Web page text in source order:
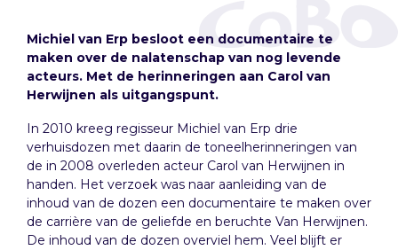
Michiel van Erp besloot een documentaire te
maken over de nalatenschap van nog levende
acteurs. Met de herinneringen aan Carol van
Herwijnen als uitgangspunt.
In 2010 kreeg regisseur Michiel van Erp drie
verhuisdozen met daarin de toneelherinneringen van
de in 2008 overleden acteur Carol van Herwijnen in
handen. Het verzoek was naar aanleiding van de
inhoud van de dozen een documentaire te maken over
de carrière van de geliefde en beruchte Van Herwijnen.
De inhoud van de dozen overviel hem. Veel blijft er